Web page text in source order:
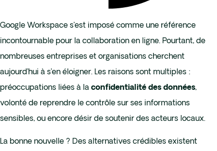
Google Workspace s’est imposé comme une référence
incontournable pour la collaboration en ligne. Pourtant, de
nombreuses entreprises et organisations cherchent
aujourd’hui à s’en éloigner. Les raisons sont multiples :
préoccupations liées à la confidentialité des données,
volonté de reprendre le contrôle sur ses informations
sensibles, ou encore désir de soutenir des acteurs locaux.
La bonne nouvelle ? Des alternatives crédibles existent